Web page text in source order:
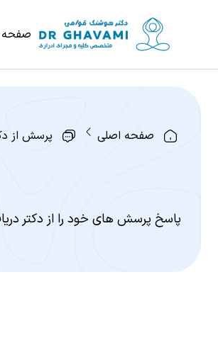
صفحه
صفحه اصلی پرسش از
پاسخ پرسش های خود را از دکتر